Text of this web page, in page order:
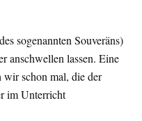
sogenannten Souveräns)
anschwellen lassen. Eine
wir schon mal, die der
im Unterricht